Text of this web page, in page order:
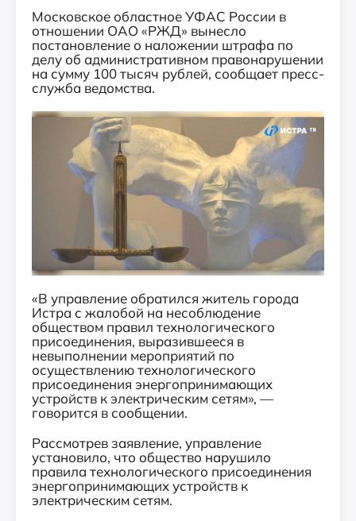
Московское областное УФАС России в
отношении ОАО «РЖД» вынесло
постановление о наложении штрафа по
делу об административном правонарушении
на сумму 100 тысяч рублей, сообщает пресс-
служба ведомства.
«В управление обратился житель города
Истра с жалобой на несоблюдение
обществом правил технологического
присоединения, выразившееся в
невыполнении мероприятий по
осуществлению технологического
присоединения энергопринимающих
устройств к электрическим сетям», —
говорится в сообщении.
Рассмотрев заявление, управление
установило, что общество нарушило
правила технологического присоединения
энергопринимающих устройств к
электрическим сетям.